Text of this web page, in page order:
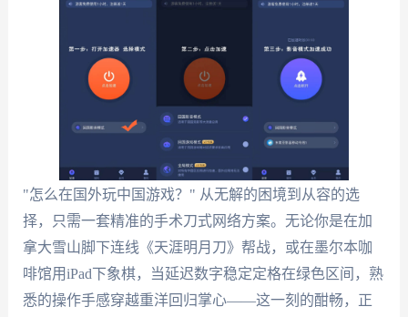
"怎么在国外玩中国游戏？" 从无解的困境到从容的选
择，只需一套精准的手术刀式网络方案。无论你是在加
拿大雪山脚下连线《天涯明月刀》帮战，或在墨尔本咖
啡馆用iPad下象棋，当延迟数字稳定定格在绿色区间，熟
悉的操作手感穿越重洋回归掌心——这一刻的酣畅，正